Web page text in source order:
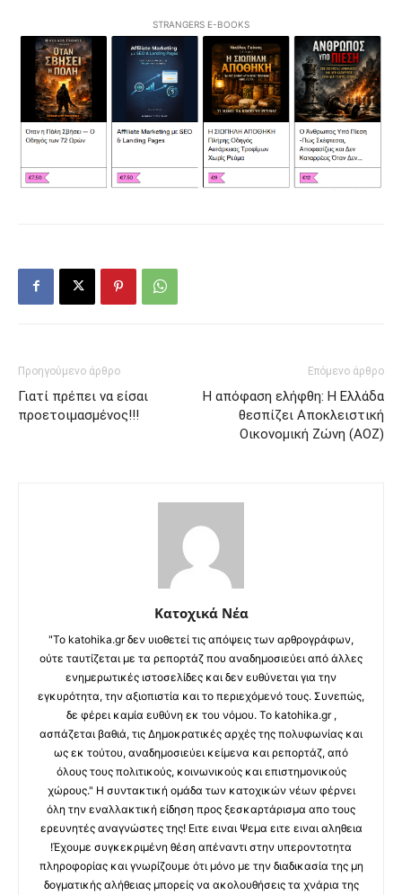
STRANGERS E-BOOKS
Προηγούμενο άρθρο
Γιατί πρέπει να είσαι
προετοιμασμένος!!!
Επόμενο άρθρο
Η απόφαση ελήφθη: Η Ελλάδα
θεσπίζει Αποκλειστική
Οικονομική Ζώνη (ΑΟΖ)
Κατοχικά Νέα
"Το katohika.gr δεν υιοθετεί τις απόψεις των αρθρογράφων,
ούτε ταυτίζεται με τα ρεπορτάζ που αναδημοσιεύει από άλλες
ενημερωτικές ιστοσελίδες και δεν ευθύνεται για την
εγκυρότητα, την αξιοπιστία και το περιεχόμενό τους. Συνεπώς,
δε φέρει καμία ευθύνη εκ του νόμου. Το katohika.gr ,
ασπάζεται βαθιά, τις Δημοκρατικές αρχές της πολυφωνίας και
ως εκ τούτου, αναδημοσιεύει κείμενα και ρεπορτάζ, από
όλους τους πολιτικούς, κοινωνικούς και επιστημονικούς
χώρους." Η συντακτική ομάδα των κατοχικών νέων φέρνει
όλη την εναλλακτική είδηση προς ξεσκαρτάρισμα απο τους
ερευνητές αναγνώστες της! Ειτε ειναι Ψεμα ειτε ειναι αληθεια
!Έχουμε συγκεκριμένη θέση απέναντι στην υπεροντοτητα
πληροφορίας και γνωρίζουμε ότι μόνο με την διαδικασία της μη
δογματικής αλήθειας μπορείς να ακολουθήσεις τα χνάρια της